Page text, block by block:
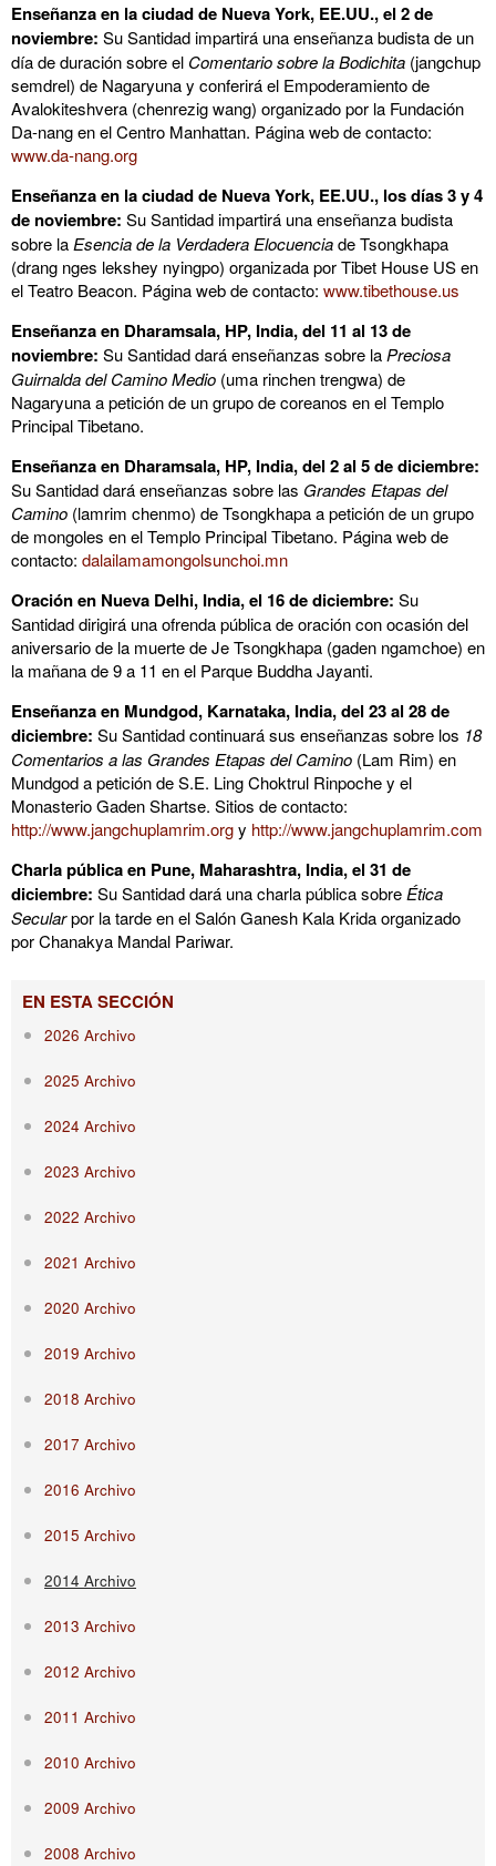
Enseñanza en la ciudad de Nueva York, EE.UU., el 2 de
noviembre: Su Santidad impartirá una enseñanza budista de un
día de duración sobre el Comentario sobre la Bodichita (jangchup
semdrel) de Nagaryuna y conferirá el Empoderamiento de
Avalokiteshvera (chenrezig wang) organizado por la Fundación
Da-nang en el Centro Manhattan. Página web de contacto:
www.da-nang.org
Enseñanza en la ciudad de Nueva York, EE.UU., los días 3 y 4
de noviembre: Su Santidad impartirá una enseñanza budista
sobre la Esencia de la Verdadera Elocuenciade Tsongkhapa
(drang nges lekshey nyingpo) organizada por Tibet House US en
el Teatro Beacon. Página web de contacto: www.tibethouse.us
Enseñanza en Dharamsala, HP, India, del 11 al 13 de
noviembre: Su Santidad dará enseñanzas sobre la Preciosa
Guirnalda del Camino Medio (uma rinchen trengwa) de
Nagaryuna a petición de un grupo de coreanos en el Templo
Principal Tibetano.
Enseñanza en Dharamsala, HP, India, del 2 al 5 de diciembre:
Su Santidad dará enseñanzas sobre las Grandes Etapas del
Camino (lamrim chenmo) de Tsongkhapa a petición de un grupo
de mongoles en el Templo Principal Tibetano. Página web de
contacto: dalailamamongolsunchoi.mn
Oración en Nueva Delhi, India, el 16 de diciembre: Su
Santidad dirigirá una ofrenda pública de oración con ocasión del
aniversario de la muerte de Je Tsongkhapa (gaden ngamchoe) en
la mañana de 9 a 11 en el Parque Buddha Jayanti.
Enseñanza en Mundgod, Karnataka, India, del 23 al 28 de
diciembre: Su Santidad continuará sus enseñanzas sobre los 18
Comentarios a las Grandes Etapas del Camino (Lam Rim) en
Mundgod a petición de S.E. Ling Choktrul Rinpoche y el
Monasterio Gaden Shartse. Sitios de contacto:
http://www.jangchuplamrim.orgy http://www.jangchuplamrim.com
Charla pública en Pune, Maharashtra, India, el 31 de
diciembre: Su Santidad dará una charla pública sobre Ética
Secularpor la tarde en el Salón Ganesh Kala Krida organizado
por Chanakya Mandal Pariwar.
EN ESTA SECCIÓN
2026 Archivo
2025 Archivo
2024 Archivo
2023 Archivo
2022 Archivo
2021 Archivo
2020 Archivo
2019 Archivo
2018 Archivo
2017 Archivo
2016 Archivo
2015 Archivo
2014 Archivo
2013 Archivo
2012 Archivo
2011 Archivo
2010 Archivo
2009 Archivo
2008 Archivo